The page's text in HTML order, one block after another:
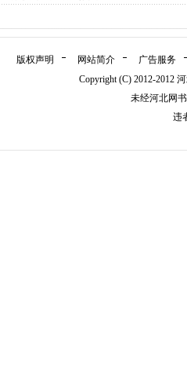
版权声明 网站简介
广告服务
Copyright (C) 2012-2012
未经河北网
违